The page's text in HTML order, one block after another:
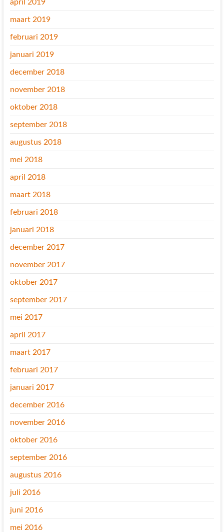
april 2019
maart 2019
februari 2019
januari 2019
december 2018
november 2018
oktober 2018
september 2018
augustus 2018
mei 2018
april 2018
maart 2018
februari 2018
januari 2018
december 2017
november 2017
oktober 2017
september 2017
mei 2017
april 2017
maart 2017
februari 2017
januari 2017
december 2016
november 2016
oktober 2016
september 2016
augustus 2016
juli 2016
juni 2016
mei 2016